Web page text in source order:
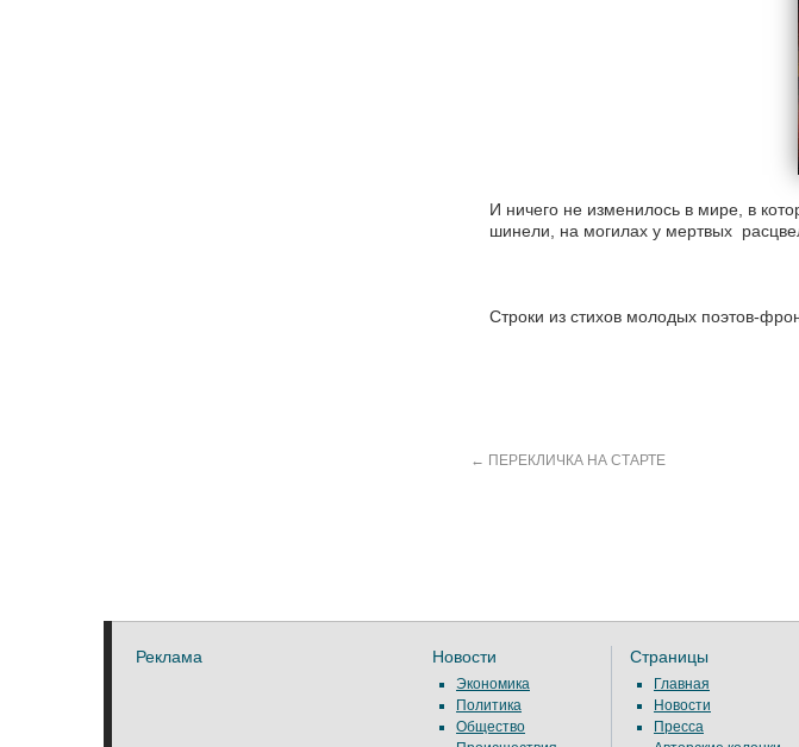
И ничего не изменилось в мире, в
шинели, на могилах у мертвых
Строки из стихов молодых поэтов-
← ПЕРЕКЛИЧКА НА СТАРТЕ
Реклама Новости
Экономика
Политика
Общество
Страницы
Главная
Новости
Пресса